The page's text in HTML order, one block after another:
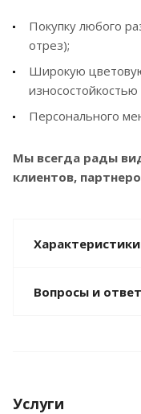
Покупку любого
отрез);
Широкую
Персонального
Мы всегда рады
клиентов,
Характеристики
Вопросы и
Услуги